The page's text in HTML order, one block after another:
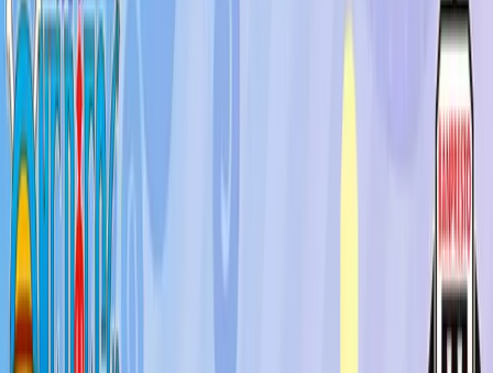
D・ルフィ-ギア5-
# ONE PIECE
入荷予定店舗(全5店舗)
川越店 川崎店
ご利用上のお願い
本リストは、入荷予定（実績）をお知らせするもので
あり、現在の在庫状況を示すものではございません。
超人気景品は【入荷日〜翌日朝】に品切れとなる場合